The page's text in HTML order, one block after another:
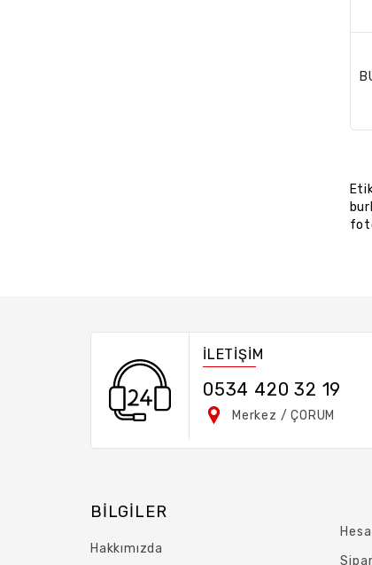
İLETİŞİM
0534 420 32 19
Merkez / ÇORUM
BILGILER
Hakkımızda